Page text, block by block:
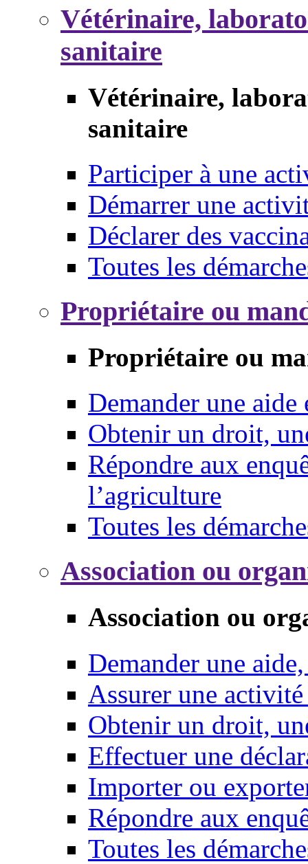
Vétérinaire,
sanitaire
Vétérinaire,
sanitaire
Participer à une
Démarrer une
Déclarer des
Toutes les
Propriétaire ou
Propriétaire ou
Demander une aide
Obtenir un droit,
Répondre aux
l’agriculture
Toutes les
Association ou
Association ou
Demander une
Assurer une
Obtenir un droit,
Effectuer une
Importer ou
Répondre aux
Toutes les